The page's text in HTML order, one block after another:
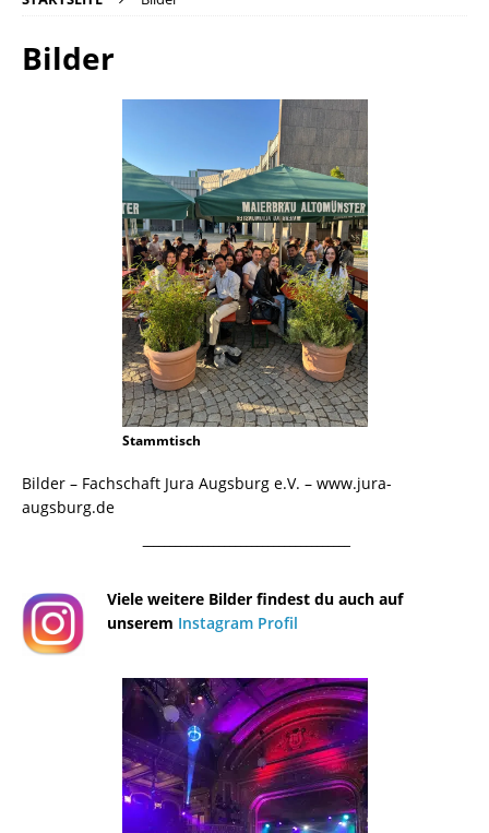
Bilder
Stammtisch
Bilder – Fachschaft Jura Augsburg e.V. – www.jura-
augsburg.de
¯¯¯¯¯¯¯¯¯¯¯¯¯¯¯¯¯¯¯¯¯¯¯¯¯¯¯¯¯¯¯¯¯¯¯¯¯¯
Viele weitere Bilder findest du auch auf
unserem Instagram Profil